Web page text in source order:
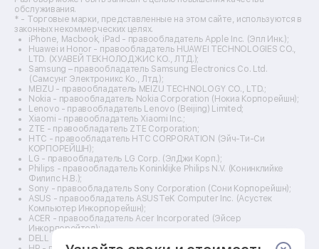
Ремонт эхолотов
Ремонт 3d-принтеров
Ремонт прицелов ночного видения
Ремонт винных шкафов
Ремонт выпрямителей
Ремонт сушилок для рук
Ремонт дальномеров
Ремонт снегоуборщиков
обслуживания.
* - Торговые марки, представленные на этом сайте, используются в
законных некоммерческих целях.
iPhone, Macbook, iPad - правообладатель Apple Inc. (Эпл Инк.);
Huawei и Honor - правообладатель HUAWEI TECHNOLOGIES CO.,
LTD. (ХУАВЕЙ ТЕКНОЛОДЖИС КО., ЛТД.);
Samsung – правообладатель Samsung Electronics Co. Ltd.
(Самсунг Электроникс Ко., Лтд.);
MEIZU - правообладатель MEIZU TECHNOLOGY CO., LTD.;
Nokia - правообладатель Nokia Corporation (Нокиа Корпорейшн);
Lenovo - правообладатель Lenovo (Beijing) Limited;
Xiaomi - правообладатель Xiaomi Inc.;
ZTE - правообладатель ZTE Corporation;
HTC - правообладатель HTC CORPORATION (Эйч-Ти-Си
КОРПОРЕЙШН);
LG - правообладатель LG Corp. (ЭлДжи Корп.);
Philips - правообладатель Koninklijke Philips N.V. (Конинклийке
Филипс Н.В.);
Sony - правообладатель Sony Corporation (Сони Корпорейшн);
ASUS - правообладатель ASUSTeK Computer Inc. (Асустек
Компьютер Инкорпорейшн);
ACER - правообладатель Acer Incorporated (Эйсер
Инкорпорейтед);
DELL - правообладатель Dell Inc.(Делл Инк.);